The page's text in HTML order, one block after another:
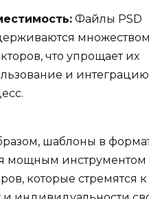
Файлы PSD
что упрощает их
и
шаблоны в
мощным инструментом
которые стремятся